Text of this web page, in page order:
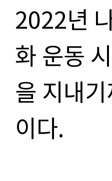
2022년
화 운동
을 지내
이다.